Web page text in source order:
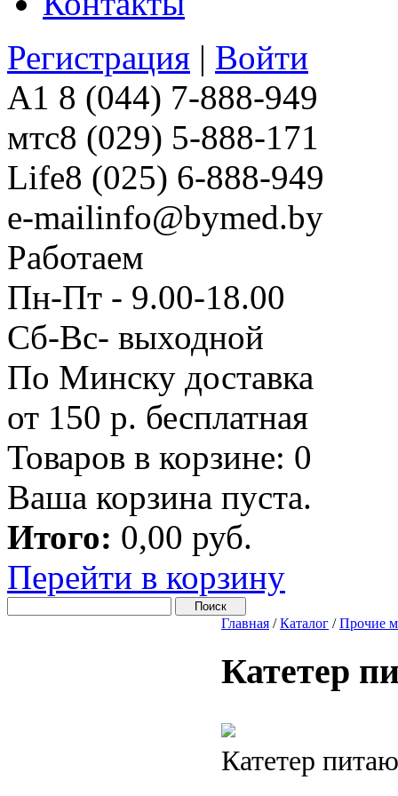
Регистрация | Войти
A1 8 (044) 7-888-949
мтс8 (029) 5-888-171
Life8 (025) 6-888-949
e-mailinfo@bymed.by
Работаем
Пн-Пт - 9.00-18.00
Сб-Вс- выходной
По Минску доставка
от 150 р. бесплатная
Товаров в корзине: 0
Ваша корзина пуста.
Итого: 0,00 руб.
Перейти в корзину
Главная /Каталог /Прочие
Катетер
Катетер